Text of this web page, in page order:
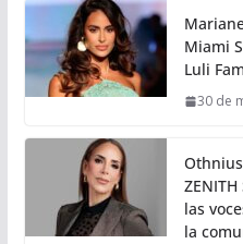
Miami
Luli
30 de
las
la